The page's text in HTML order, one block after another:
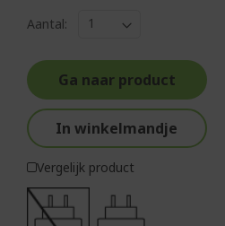
Aantal:
Ga naar product
In winkelmandje
Vergelijk product